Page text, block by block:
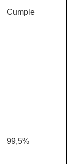
Cumple
99,5%